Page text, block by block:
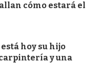
cómo estará el
hoy su hijo
y una